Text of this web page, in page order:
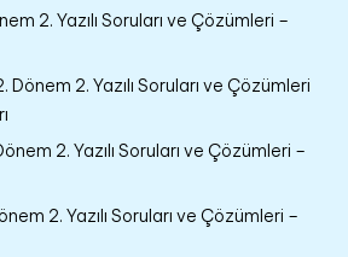
2. Yazılı Soruları ve Çözümleri –
Dönem 2. Yazılı Soruları ve Çözümleri
2. Yazılı Soruları ve Çözümleri –
2. Yazılı Soruları ve Çözümleri –